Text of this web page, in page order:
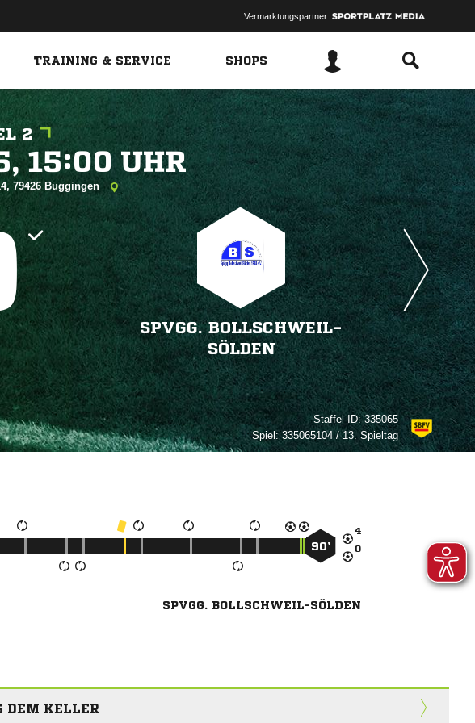
Vermarktungspartner:
TRAINING & SERVICE SHOPS
2
  
79426 Buggingen
SPVGG. BOLLSCHWEIL-
SÖLDEN
Staffel-ID:335065
Spiel:335065104 / 13. Spieltag


90’
SPVGG. BOLLSCHWEIL-SÖLDEN
DEM KELLER